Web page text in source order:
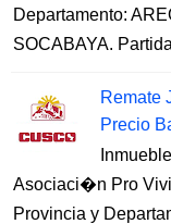
Departamento:
SOCABAYA.
Remate
Precio
Asociaci�n Pro
Provincia y